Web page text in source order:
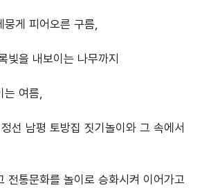
뭉게 피어오른 구름,
빛을 내보이는 나무까지
는 여름,
선 남평 토방집 짓기놀이와 그 속에서
전통문화를 놀이로 승화시켜 이어가고